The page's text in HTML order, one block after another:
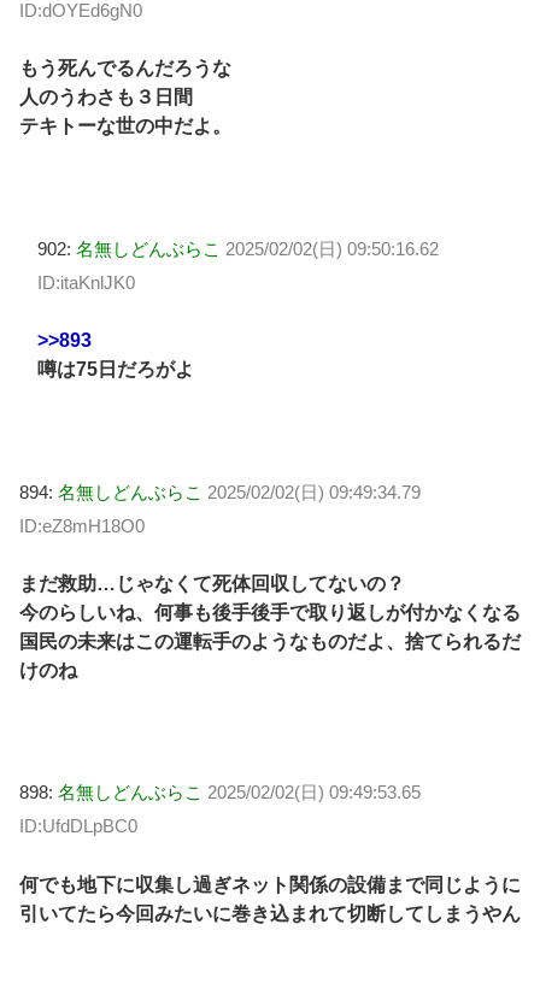
ID:dOYEd6gN0
もう死んでるんだろうな
人のうわさも３日間
テキトーな世の中だよ。
902: 名無しどんぶらこ 2025/02/02(日) 09:50:16.62
ID:itaKnlJK0
>>893
噂は75日だろがよ
894: 名無しどんぶらこ 2025/02/02(日) 09:49:34.79
ID:eZ8mH18O0
まだ救助…じゃなくて死体回収してないの？
今のらしいね、何事も後手後手で取り返しが付かなくなる
国民の未来はこの運転手のようなものだよ、捨てられるだ
けのね
898: 名無しどんぶらこ 2025/02/02(日) 09:49:53.65
ID:UfdDLpBC0
何でも地下に収集し過ぎネット関係の設備まで同じように
引いてたら今回みたいに巻き込まれて切断してしまうやん